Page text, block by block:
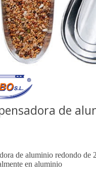
de
de aluminio redondo de
en aluminio